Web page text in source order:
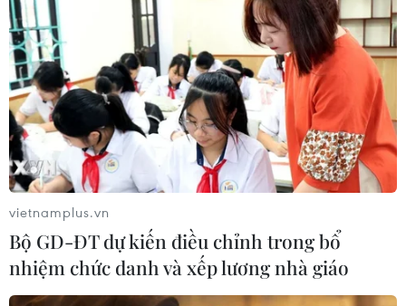
tiếp
02/08/2026 03:45
Mỹ: Nổ súng tại nhà hàng ở bang
Idaho gây thương vong
02/08/2026 02:27
Xem thêm
vietnamplus.vn
Bộ GD-ĐT dự kiến điều chỉnh trong bổ
nhiệm chức danh và xếp lương nhà giáo